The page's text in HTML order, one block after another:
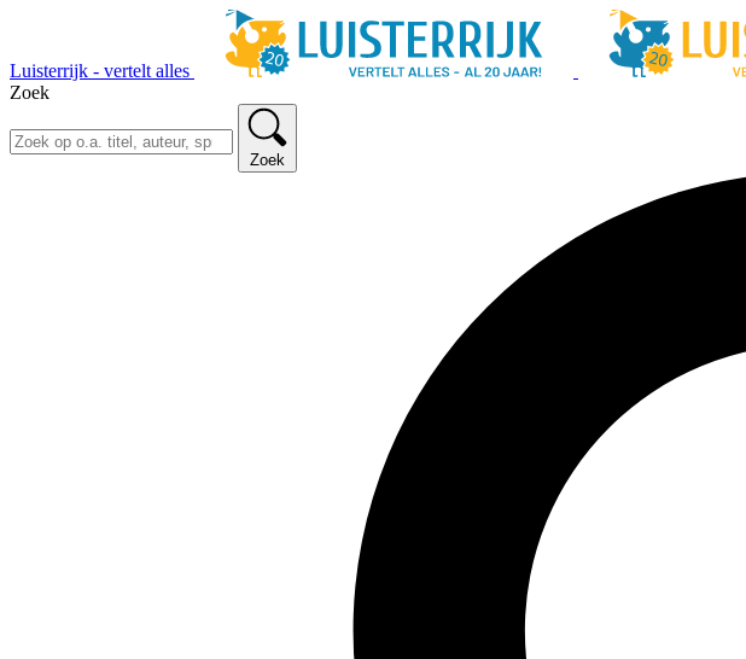
Luisterrijk - vertelt alles
Zoek
Zoek